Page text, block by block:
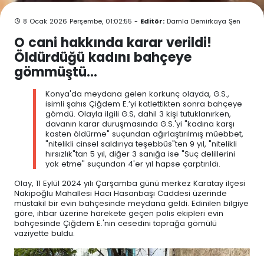
8 Ocak 2026 Perşembe, 01:02:55 - Editör: Damla Demirkaya Şen
O cani hakkında karar verildi!
Öldürdüğü kadını bahçeye
gömmüştü...
Konya'da meydana gelen korkunç olayda, G.S.,
isimli şahıs Çiğdem E.’yi katlettikten sonra bahçeye
gömdü. Olayla ilgili G.S, dahil 3 kişi tutuklanırken,
davanın karar duruşmasında G.S.'yi "kadına karşı
kasten öldürme" suçundan ağırlaştırılmış müebbet,
"nitelikli cinsel saldırıya teşebbüs"ten 9 yıl, "nitelikli
hırsızlık"tan 5 yıl, diğer 3 sanığa ise "Suç delillerini
yok etme" suçundan 4'er yıl hapse çarptırıldı.
Olay, 11 Eylül 2024 yılı Çarşamba günü merkez Karatay ilçesi
Nakipoğlu Mahallesi Hacı Hasanbaşı Caddesi üzerinde
müstakil bir evin bahçesinde meydana geldi. Edinilen bilgiye
göre, ihbar üzerine harekete geçen polis ekipleri evin
bahçesinde Çiğdem E.'nin cesedini toprağa gömülü
vaziyette buldu.